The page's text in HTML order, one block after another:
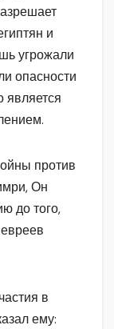
и
угрожали
опасности
является
против
Он
до того,
в
ему: